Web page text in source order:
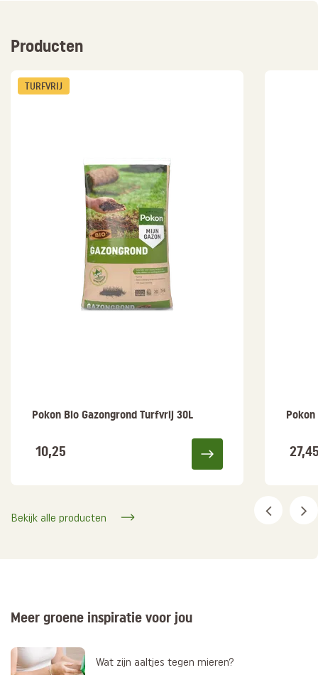
Producten
TURFVRIJ
Pokon Bio Gazongrond Turfvrij 30L
10,25
Bekijk alle producten
Meer groene inspiratie voor jou
Wat zijn aaltjes tegen mieren?